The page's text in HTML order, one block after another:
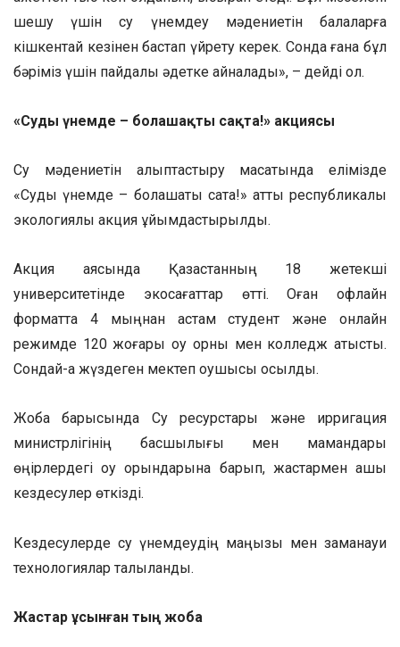
шешу үшін су үнемдеу мәдениетін балаларға
кішкентай кезінен бастап үйрету керек. Сонда ғана бұл
бәріміз үшін пайдалы әдетке айналады», – дейді ол.
«Суды үнемде – болашақты сақта!» акциясы
Су мәдениетін қалыптастыру мақсатында елімізде
«Суды үнемде – болашақты сақта!» атты республикалық
экологиялық акция ұйымдастырылды.
Акция аясында Қазақстанның 18 жетекші
университетінде экосағаттар өтті. Оған офлайн
форматта 4 мыңнан астам студент және онлайн
режимде 120 жоғары оқу орны мен колледж қатысты.
Сондай-ақ жүздеген мектеп оқушысы қосылды.
Жоба барысында Су ресурстары және ирригация
министрлігінің басшылығы мен мамандары
өңірлердегі оқу орындарына барып, жастармен ашық
кездесулер өткізді.
Кездесулерде су үнемдеудің маңызы мен заманауи
технологиялар талқыланды.
Жастар ұсынған тың жоба